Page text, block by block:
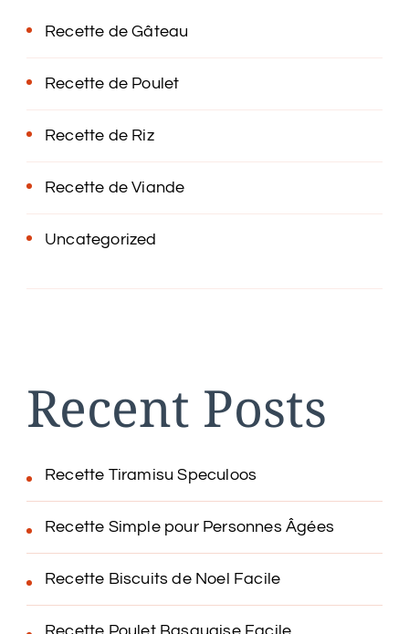
Recette de Gâteau
Recette de Poulet
Recette de Riz
Recette de Viande
Uncategorized
Recent Posts
Recette Tiramisu Speculoos
Recette Simple pour Personnes Âgées
Recette Biscuits de Noel Facile
Recette Poulet Basquaise Facile